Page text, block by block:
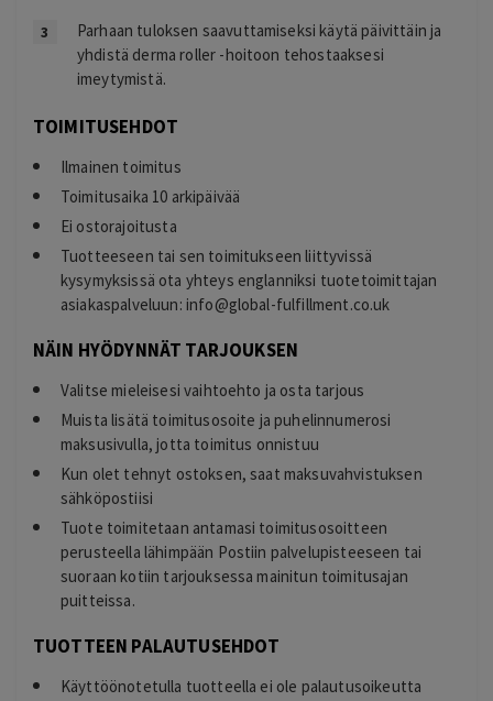
Parhaan tuloksen saavuttamiseksi käytä päivittäin ja
yhdistä derma roller -hoitoon tehostaaksesi
imeytymistä.
TOIMITUSEHDOT
Ilmainen toimitus
Toimitusaika 10 arkipäivää
Ei ostorajoitusta
Tuotteeseen tai sen toimitukseen liittyvissä
kysymyksissä ota yhteys englanniksi tuotetoimittajan
asiakaspalveluun: info@global-fulfillment.co.uk
NÄIN HYÖDYNNÄT TARJOUKSEN
Valitse mieleisesi vaihtoehto ja osta tarjous
Muista lisätä toimitusosoite ja puhelinnumerosi
maksusivulla, jotta toimitus onnistuu
Kun olet tehnyt ostoksen, saat maksuvahvistuksen
sähköpostiisi
Tuote toimitetaan antamasi toimitusosoitteen
perusteella lähimpään Postiin palvelupisteeseen tai
suoraan kotiin tarjouksessa mainitun toimitusajan
puitteissa.
TUOTTEEN PALAUTUSEHDOT
Käyttöönotetulla tuotteella ei ole palautusoikeutta